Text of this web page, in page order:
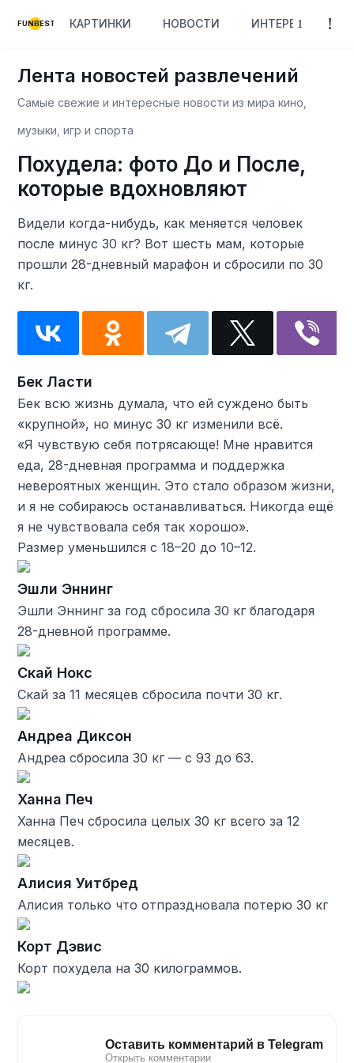
FUNBEST КАРТИНКИ НОВОСТИ ИНТЕРЕСНОЕ
Лента новостей развлечений
Самые свежие и интересные новости из мира кино,
музыки, игр и спорта
Похудела: фото До и После,
которые вдохновляют
Видели когда-нибудь, как меняется человек
после минус 30 кг? Вот шесть мам, которые
прошли 28-дневный марафон и сбросили по 30
кг.
Бек Ласти
Бек всю жизнь думала, что ей суждено быть
«крупной», но минус 30 кг изменили всё.
«Я чувствую себя потрясающе! Мне нравится
еда, 28-дневная программа и поддержка
невероятных женщин. Это стало образом жизни,
и я не собираюсь останавливаться. Никогда ещё
я не чувствовала себя так хорошо».
Размер уменьшился с 18–20 до 10–12.
Эшли Эннинг
Эшли Эннинг за год сбросила 30 кг благодаря
28-дневной программе.
Скай Нокс
Скай за 11 месяцев сбросила почти 30 кг.
Андреа Диксон
Андреа сбросила 30 кг — с 93 до 63.
Ханна Печ
Ханна Печ сбросила целых 30 кг всего за 12
месяцев.
Алисия Уитбред
Алисия только что отпраздновала потерю 30 кг
Корт Дэвис
Корт похудела на 30 килограммов.